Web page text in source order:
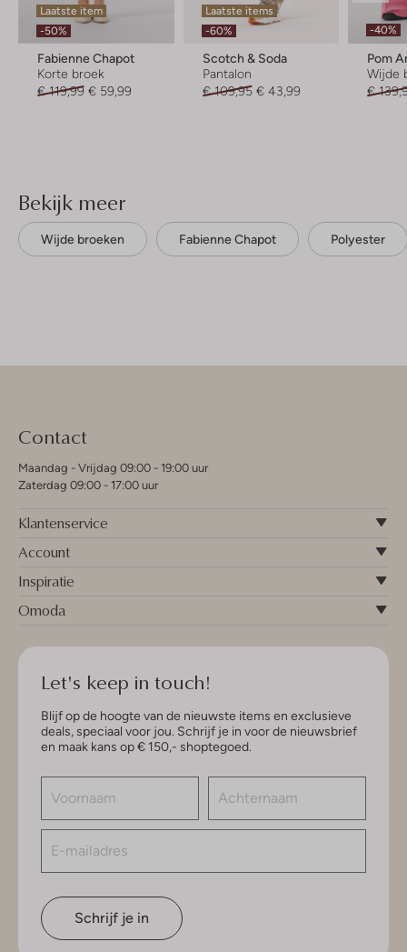
Laatste item
-50%
Fabienne Chapot
Korte broek
€ 119,99 € 59,99
Laatste items
-60%
Scotch & Soda
Pantalon
€ 109,95 € 43,99
-40%
Pom
Wijde
€
Bekijk meer
Wijde broeken Fabienne Chapot Polyester
Contact
Maandag - Vrijdag 09:00 - 19:00 uur
Zaterdag 09:00 - 17:00 uur
Klantenservice
Account
Inspiratie
Omoda
Let's keep in touch!
Blijf op de hoogte van de nieuwste items en exclusieve
deals, speciaal voor jou. Schrijf je in voor de nieuwsbrief
en maak kans op € 150,- shoptegoed.
Schrijf je in